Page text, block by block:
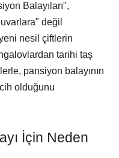
Balayıları",
değil
nesil çiftlerin
tarihi taş
pansiyon balayının
olduğunu
İçin Neden